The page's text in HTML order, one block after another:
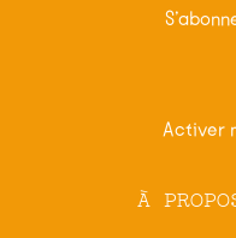
Activer
À